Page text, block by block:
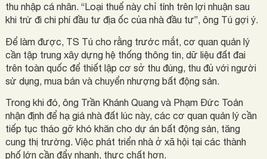
thu nhập cá nhân. “Loại thuế này chỉ tính trên lợi nhuận sau
khi trừ đi chi phí đầu tư địa ốc của nhà đầu tư”, ông Tú gợi ý.
Để làm được, TS Tú cho rằng trước mắt, cơ quan quản lý
cần tập trung xây dựng hệ thống thông tin, dữ liệu đất đai
trên toàn quốc để thiết lập cơ sở thu đúng, thu đủ với người
sử dụng, mua bán và chuyển nhượng bất động sản.
Trong khi đó, ông Trần Khánh Quang và Phạm Đức Toản
nhận định để hạ giá nhà đất lúc này, các cơ quan quản lý cần
tiếp tục tháo gỡ khó khăn cho dự án bất động sản, tăng
cung thị trường. Việc phát triển nhà ở xã hội tại các thành
phố lớn cần đẩy nhanh, thực chất hơn.